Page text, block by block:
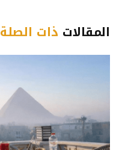
المقالات ذات الصلة